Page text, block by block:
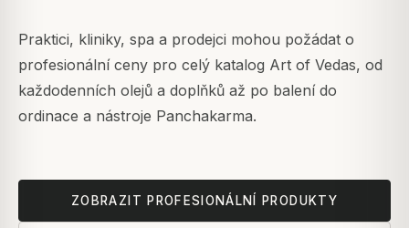
Praktici, kliniky, spa a prodejci mohou požádat o
profesionální ceny pro celý katalog Art of Vedas, od
každodenních olejů a doplňků až po balení do
ordinace a nástroje Panchakarma.
ZOBRAZIT PROFESIONÁLNÍ PRODUKTY